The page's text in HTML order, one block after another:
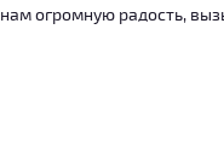
нам огромную радость,